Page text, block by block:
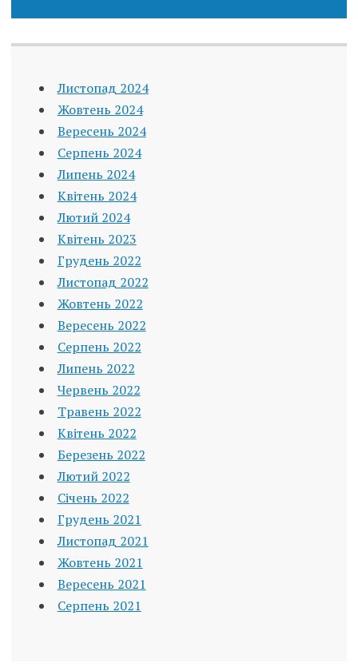
Листопад 2024
Жовтень 2024
Вересень 2024
Серпень 2024
Липень 2024
Квітень 2024
Лютий 2024
Квітень 2023
Грудень 2022
Листопад 2022
Жовтень 2022
Вересень 2022
Серпень 2022
Липень 2022
Червень 2022
Травень 2022
Квітень 2022
Березень 2022
Лютий 2022
Січень 2022
Грудень 2021
Листопад 2021
Жовтень 2021
Вересень 2021
Серпень 2021